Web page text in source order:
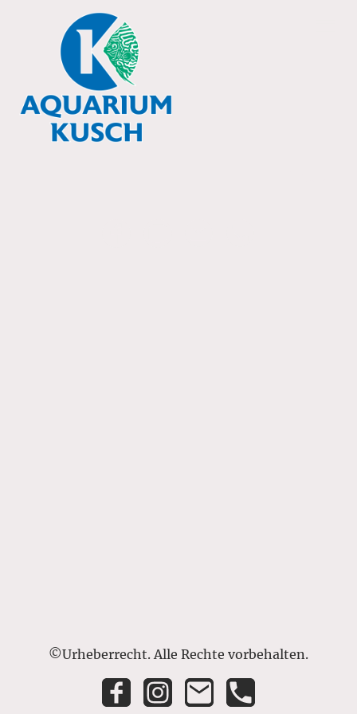
©Urheberrecht. Alle Rechte vorbehalten.